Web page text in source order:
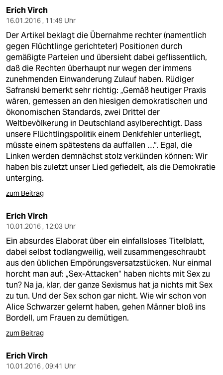
Erich Virch
16.01.2016 , 11:49 Uhr
Der Artikel beklagt die Übernahme rechter (namentlich
gegen Flüchtlinge gerichteter) Positionen durch
gemäßigte Parteien und übersieht dabei geflissentlich,
daß die Rechten überhaupt nur wegen der immens
zunehmenden Einwanderung Zulauf haben. Rüdiger
Safranski bemerkt sehr richtig: „Gemäß heutiger Praxis
wären, gemessen an den hiesigen demokratischen und
ökonomischen Standards, zwei Drittel der
Weltbevölkerung in Deutschland asylberechtigt. Dass
unsere Flüchtlingspolitik einem Denkfehler unterliegt,
müsste einem spätestens da auffallen …“. Egal, die
Linken werden demnächst stolz verkünden können: Wir
haben bis zuletzt unser Lied gefiedelt, als die Demokratie
unterging.
zum Beitrag
Erich Virch
10.01.2016 , 12:03 Uhr
Ein absurdes Elaborat über ein einfallsloses Titelblatt,
dabei selbst todlangweilig, weil zusammengeschraubt
aus den üblichen Empörungsversatzstücken. Nur einmal
horcht man auf: „Sex-Attacken“ haben nichts mit Sex zu
tun? Na ja, klar, der ganze Sexismus hat ja nichts mit Sex
zu tun. Und der Sex schon gar nicht. Wie wir schon von
Alice Schwarzer gelernt haben, gehen Männer bloß ins
Bordell, um Frauen zu demütigen.
zum Beitrag
Erich Virch
10.01.2016 , 09:41 Uhr